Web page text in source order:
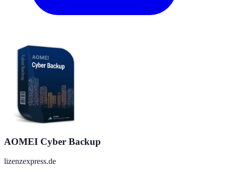
AOMEI Cyber Backup
lizenzexpress.de